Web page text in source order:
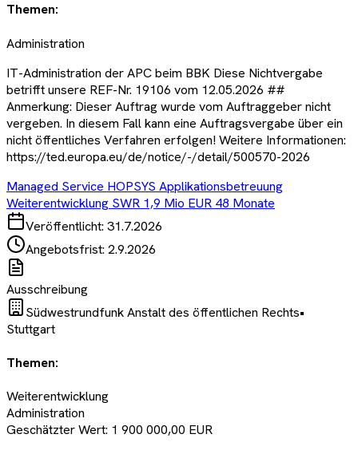
Themen:
Administration
IT-Administration der APC beim BBK Diese Nichtvergabe
betrifft unsere REF-Nr. 19106 vom 12.05.2026 ##
Anmerkung: Dieser Auftrag wurde vom Auftraggeber nicht
vergeben. In diesem Fall kann eine Auftragsvergabe über ein
nicht öffentliches Verfahren erfolgen! Weitere Informationen:
https://ted.europa.eu/de/notice/-/detail/500570-2026
Managed Service HOPSYS Applikationsbetreuung
Weiterentwicklung SWR 1,9 Mio EUR 48 Monate
Veröffentlicht: 31.7.2026
Angebotsfrist: 2.9.2026
Ausschreibung
Südwestrundfunk Anstalt des öffentlichen Rechts•
Stuttgart
Themen:
Weiterentwicklung
Administration
Geschätzter Wert: 1 900 000,00 EUR